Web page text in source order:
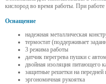
кислород во время работы. При работе
Оснащение
надежная металлическая
термостат (поддерживает
3 режима работы
датчик перегрева пушки с
двойная изоляция питающего
защитные решетки на передней
эргономичная рукоятка